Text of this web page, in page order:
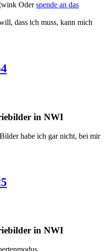
Oderspende an das
dass ich muss, kann mich
in NWI
habe ich gar nicht, bei mir
in NWI